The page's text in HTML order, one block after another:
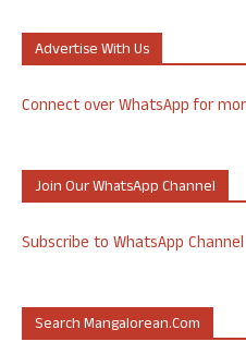
Advertise With Us
Connect over WhatsApp for
Join Our WhatsApp Channel
Subscribe to WhatsApp Channel
Search Mangalorean.com